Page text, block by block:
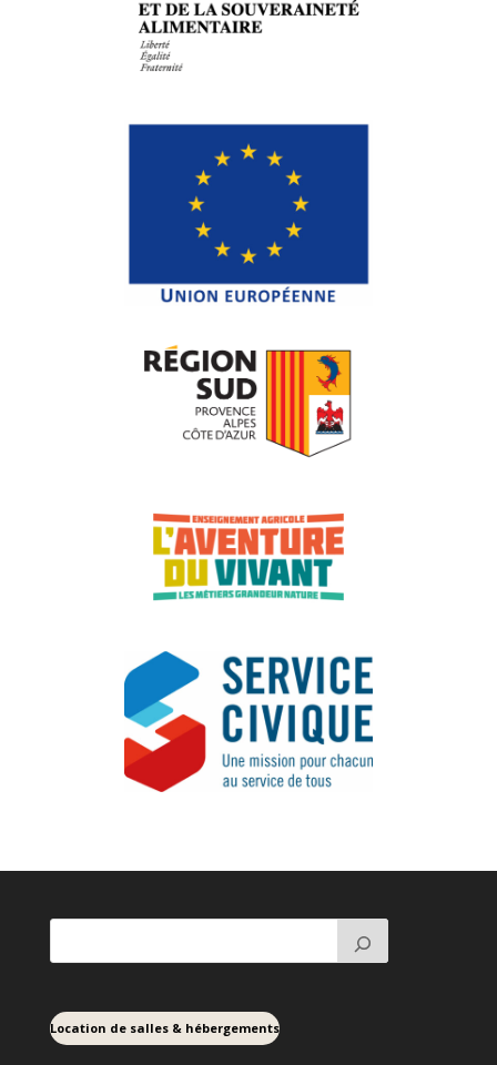
Location de salles & hébergements